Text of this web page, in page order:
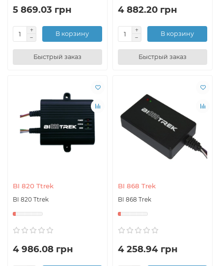
5 869.03 грн
В корзину
Быстрый заказ
4 882.20 грн
В корзину
Быстрый заказ
BI 820 Ttrek
BI 820 Ttrek
4 986.08 грн
BI 868 Trek
BI 868 Trek
4 258.94 грн